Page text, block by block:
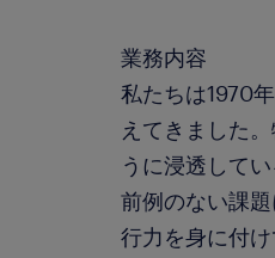
業務内容
私たちは1970
えてきました
うに浸透して
前例のない課
行力を身に付